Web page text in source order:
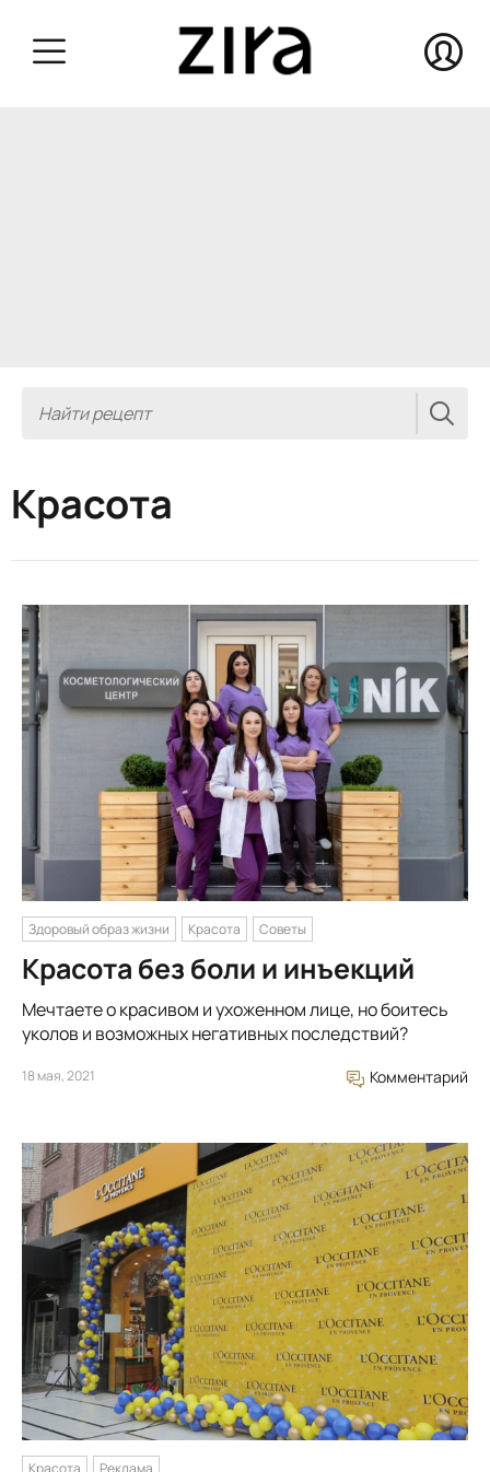
Красота
Здоровый образ жизни Красота Советы
Красота без боли и инъекций
Мечтаете о красивом и ухоженном лице, но боитесь
уколов и возможных негативных последствий?
18 мая, 2021 Комментарий
Красота Реклама